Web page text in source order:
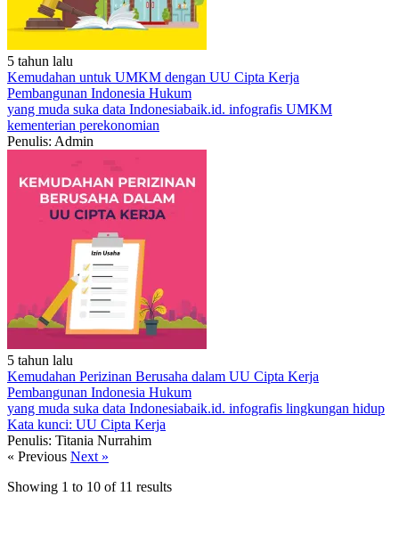
5 tahun lalu
Kemudahan untuk UMKM dengan UU Cipta Kerja
Pembangunan Indonesia Hukum
yang muda suka data Indonesiabaik.id. infografis UMKM
kementerian perekonomian
Penulis: Admin
5 tahun lalu
Kemudahan Perizinan Berusaha dalam UU Cipta Kerja
Pembangunan Indonesia Hukum
yang muda suka data Indonesiabaik.id. infografis lingkungan hidup
Kata kunci: UU Cipta Kerja
Penulis: Titania Nurrahim
« Previous Next »
Showing 1 to 10 of 11 results